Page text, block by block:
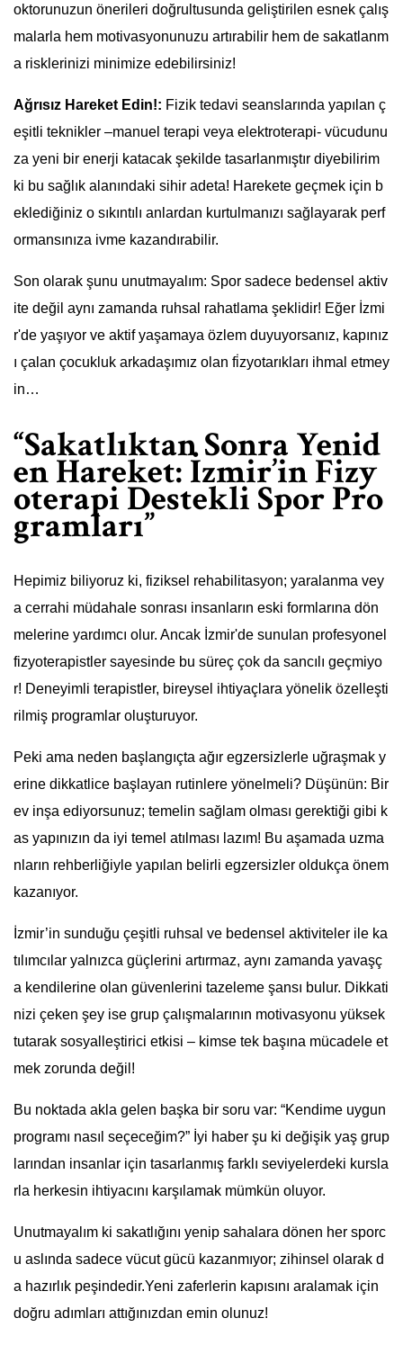
oktorunuzun önerileri doğrultusunda geliştirilen esnek çalış
malarla hem motivasyonunuzu artırabilir hem de sakatlanm
a risklerinizi minimize edebilirsiniz!
Ağrısız Hareket Edin!: Fizik tedavi seanslarında yapılan ç
eşitli teknikler –manuel terapi veya elektroterapi- vücudunu
za yeni bir enerji katacak şekilde tasarlanmıştır diyebilirim
ki bu sağlık alanındaki sihir adeta! Harekete geçmek için b
eklediğiniz o sıkıntılı anlardan kurtulmanızı sağlayarak perf
ormansınıza ivme kazandırabilir.
Son olarak şunu unutmayalım: Spor sadece bedensel aktiv
ite değil aynı zamanda ruhsal rahatlama şeklidir! Eğer İzmi
r'de yaşıyor ve aktif yaşamaya özlem duyuyorsanız, kapınız
ı çalan çocukluk arkadaşımız olan fi̇zyotarıkları ihmal etmey
in…
“Sakatlıktan Sonra Yenid
en Hareket: İzmir’in Fizy
oterapi Destekli Spor Pro
gramları”
Hepimiz biliyoruz ki, fiziksel rehabilitasyon; yaralanma vey
a cerrahi müdahale sonrası insanların eski formlarına dön
melerine yardımcı olur. Ancak İzmir'de sunulan profesyonel
fizyoterapistler sayesinde bu süreç çok da sancılı geçmiyo
r! Deneyimli terapistler, bireysel ihtiyaçlara yönelik özelleşti
rilmiş programlar oluşturuyor.
Peki ama neden başlangıçta ağır egzersizlerle uğraşmak y
erine dikkatlice başlayan rutinlere yönelmeli? Düşünün: Bir
ev inşa ediyorsunuz; temelin sağlam olması gerektiği gibi k
as yapınızın da iyi temel atılması lazım! Bu aşamada uzma
nların rehberliğiyle yapılan belirli egzersizler oldukça önem
kazanıyor.
İzmir’in sunduğu çeşitli ruhsal ve bedensel aktiviteler ile ka
tılımcılar yalnızca güçlerini artırmaz, aynı zamanda yavaşç
a kendilerine olan güvenlerini tazeleme şansı bulur. Dikkati
nizi çeken şey ise grup çalışmalarının motivasyonu yüksek
tutarak sosyalleştirici etkisi – kimse tek başına mücadele et
mek zorunda değil!
Bu noktada akla gelen başka bir soru var: “Kendime uygun
programı nasıl seçeceğim?” İyi haber şu ki değişik yaş grup
larından insanlar için tasarlanmış farklı seviyelerdeki kursla
rla herkesin ihtiyacını karşılamak mümkün oluyor.
Unutmayalım ki sakatlığını yenip sahalara dönen her sporc
u aslında sadece vücut gücü kazanmıyor; zihinsel olarak d
a hazırlık peşindedir.Yeni zaferlerin kapısını aralamak için
doğru adımları attığınızdan emin olunuz!